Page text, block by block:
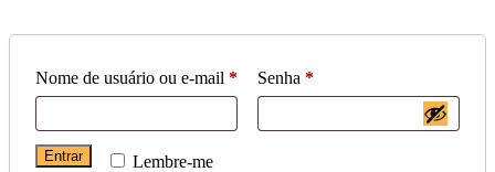
Nome de usuário ou e-mail * Senha *
Lembre-me
Entrar